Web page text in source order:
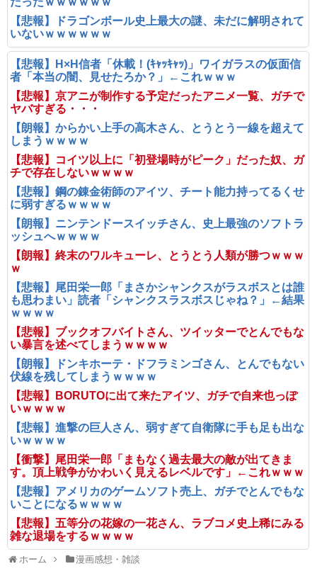
【悲報】ドラゴンボール史上最大の謎、未だに解明されて
いないｗｗｗｗｗｗ
【悲報】H×H信者「休載！(ｷｬｯｷｬｯ)」ワイガラスの仮面信
者「本当の闇、見せたろか？」←これｗｗｗ
【悲報】京アニが制作する予定だったアニメ一覧、ガチで
ヤバすぎる・・・
【朗報】からかい上手の高木さん、とうとう一線を超えて
しまうｗｗｗｗ
【悲報】コイツ以上に「初登場時がピーク」だった奴、ガ
チで存在しないｗｗｗｗ
【悲報】鋼の錬金術師のアイツ、チート能力持ってるくせ
に弱すぎるｗｗｗｗ
【朗報】ニンテンドースイッチさん、史上最強のソフトラ
ッシュへｗｗｗｗ
【朗報】終末のワルキューレ、とうとう人類が勝つｗｗｗ
ｗ
【悲報】尾田栄一郎「まさかシャンクスがラスボスとは誰
も思わまい」読者「シャンクスラスボスじゃね？」←結果
ｗｗｗｗ
【悲報】ブックオフバイトさん、ツイッターでとんでもな
い暴言を述べてしまうｗｗｗｗ
【朗報】ドンキホーテ・ドフラミンゴさん、とんでもない
伏線を残してしまうｗｗｗｗ
【悲報】BORUTOに出て来たアイツ、ガチで自来也っぽ
いｗｗｗｗ
【悲報】進撃の巨人さん、弱すぎて自衛隊に手も足も出な
いｗｗｗｗ
【衝撃】尾田栄一郎「まもなく過去最大の敵が出てきま
す。頂上戦争がかわいく見えるレベルです」←これｗｗｗ
【悲報】アメリカのゲームソフト売上、ガチでとんでもな
いことになるｗｗｗｗ
【悲報】五等分の花嫁の一花さん、ラブコメ史上稀にみる
雑な退場をするｗｗｗｗ
ホーム 漫画感想・雑談